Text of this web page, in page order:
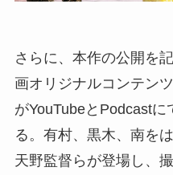
さらに、本作の公開を
画オリジナルコンテン
がYouTubeとPodcast
る。有村、黒木、南を
天野監督らが登場し、